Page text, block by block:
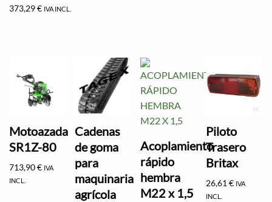
373,29€ IVA INCL.
Motoazada
SR1Z-80
713,90€ IVA
INCL.
Cadenas
de goma
para
maquinaria
agrícola
Acoplamiento
rápido
hembra
M22 x 1,5
Piloto
Trasero
Britax
26,61€ IVA
INCL.